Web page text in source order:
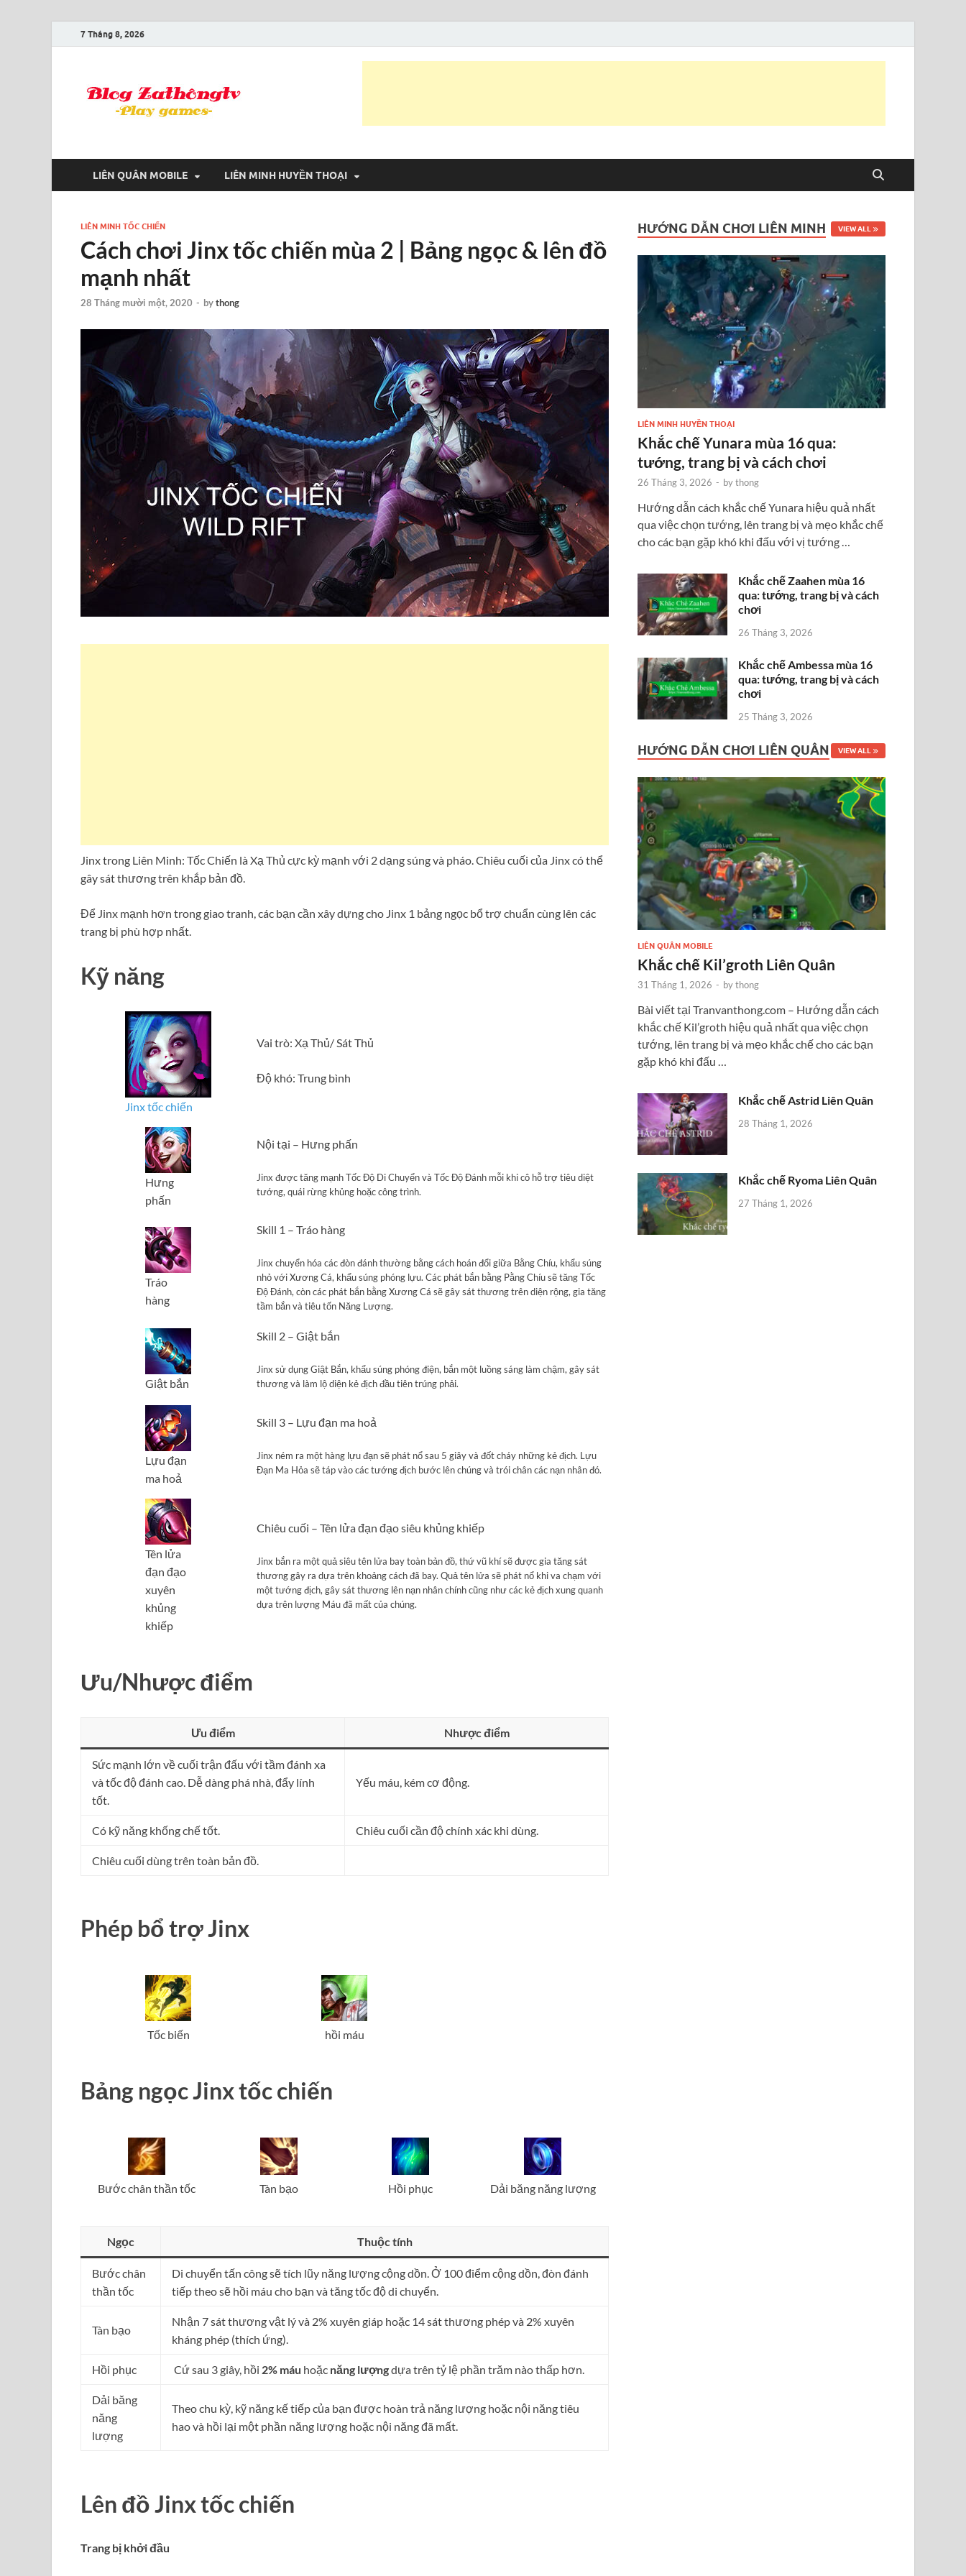
7 Tháng 8, 2026
LIÊN QUÂN MOBILE LIÊN MINH HUYỀN THOẠI
LIÊN MINH TỐC CHIẾN
Cách chơi Jinx tốc chiến mùa 2 | Bảng ngọc & lên đồ
mạnh nhất
28 Tháng mười một, 2020 - bythong
Jinx trong Liên Minh: Tốc Chiến là Xạ Thủ cực kỳ mạnh với 2 dạng súng và pháo. Chiêu cuối của Jinx có thể
gây sát thương trên khắp bản đồ.
Để Jinx mạnh hơn trong giao tranh, các bạn cần xây dựng cho Jinx 1 bảng ngọc bổ trợ chuẩn cùng lên các
trang bị phù hợp nhất.
Kỹ năng
Jinx tốc chiến
Vai trò: Xạ Thủ/ Sát Thủ
Độ khó: Trung bình
Hưng
phấn
Nội tại – Hưng phấn
Jinx được tăng mạnh Tốc Độ Di Chuyển và Tốc Độ Đánh mỗi khi cô hỗ trợ tiêu diệt
tướng, quái rừng khủng hoặc công trình.
Tráo
hàng
Skill 1 – Tráo hàng
Jinx chuyển hóa các đòn đánh thường bằng cách hoán đổi giữa Bằng Chíu, khẩu súng
nhỏ với Xương Cá, khẩu súng phóng lựu. Các phát bắn bằng Pằng Chíu sẽ tăng Tốc
Độ Đánh, còn các phát bắn bằng Xương Cá sẽ gây sát thương trên diện rộng, gia tăng
tầm bắn và tiêu tốn Năng Lượng.
Giật bắn
Skill 2 – Giật bắn
Jinx sử dụng Giật Bắn, khẩu súng phóng điện, bắn một luồng sáng làm chậm, gây sát
thương và làm lộ diện kẻ địch đầu tiên trúng phải.
Lựu đạn
ma hoả
Skill 3 – Lựu đạn ma hoả
Jinx ném ra một hàng lựu đạn sẽ phát nổ sau 5 giây và đốt cháy những kẻ địch. Lựu
Đạn Ma Hỏa sẽ táp vào các tướng địch bước lên chúng và trói chân các nạn nhân đó.
Tên lửa
đạn đạo
xuyên
khủng
khiếp
Chiêu cuối – Tên lửa đạn đạo siêu khủng khiếp
Jinx bắn ra một quả siêu tên lửa bay toàn bản đồ, thứ vũ khí sẽ được gia tăng sát
thương gây ra dựa trên khoảng cách đã bay. Quả tên lửa sẽ phát nổ khi va chạm với
một tướng địch, gây sát thương lên nạn nhân chính cũng như các kẻ địch xung quanh
dựa trên lượng Máu đã mất của chúng.
Ưu/Nhược điểm
Ưu điểm Nhược điểm
Sức mạnh lớn về cuối trận đấu với tầm đánh xa
và tốc độ đánh cao. Dễ dàng phá nhà, đẩy lính
tốt.
Yếu máu, kém cơ động.
Có kỹ năng khống chế tốt. Chiêu cuối cần độ chính xác khi dùng.
Chiêu cuối dùng trên toàn bản đồ.
Phép bổ trợ Jinx
Tốc biến hồi máu
Bảng ngọc Jinx tốc chiến
Bước chân thần tốc Tàn bạo Hồi phục Dải băng năng lượng
Ngọc Thuộc tính
Bước chân
thần tốc
Di chuyển tấn công sẽ tích lũy năng lượng cộng dồn. Ở 100 điểm cộng dồn, đòn đánh
tiếp theo sẽ hồi máu cho bạn và tăng tốc độ di chuyển.
Tàn bạo
Nhận 7 sát thương vật lý và 2% xuyên giáp hoặc 14 sát thương phép và 2% xuyên
kháng phép (thích ứng).
Hồi phục Cứ sau 3 giây, hồi 2% máu hoặc năng lượngdựa trên tỷ lệ phần trăm nào thấp hơn.
Dải băng
năng
lượng
Theo chu kỳ, kỹ năng kế tiếp của bạn được hoàn trả năng lượng hoặc nội năng tiêu
hao và hồi lại một phần năng lượng hoặc nội năng đã mất.
Lên đồ Jinx tốc chiến
Trang bị khởi đầu
HƯỚNG DẪN CHƠI LIÊN MINH VIEW ALL
LIÊN MINH HUYỀN THOẠI
Khắc chế Yunara mùa 16 qua:
tướng, trang bị và cách chơi
26 Tháng 3, 2026 - bythong
Hướng dẫn cách khắc chế Yunara hiệu quả nhất
qua việc chọn tướng, lên trang bị và mẹo khắc chế
cho các bạn gặp khó khi đấu với vị tướng …
Khắc chế Zaahen mùa 16
qua: tướng, trang bị và cách
chơi
26 Tháng 3, 2026
Khắc chế Ambessa mùa 16
qua: tướng, trang bị và cách
chơi
25 Tháng 3, 2026
HƯỚNG DẪN CHƠI LIÊN QUÂN VIEW ALL
LIÊN QUÂN MOBILE
Khắc chế Kil’groth Liên Quân
31 Tháng 1, 2026 - bythong
Bài viết tại Tranvanthong.com – Hướng dẫn cách
khắc chế Kil’groth hiệu quả nhất qua việc chọn
tướng, lên trang bị và mẹo khắc chế cho các bạn
gặp khó khi đấu …
Khắc chế Astrid Liên Quân
28 Tháng 1, 2026
Khắc chế Ryoma Liên Quân
27 Tháng 1, 2026